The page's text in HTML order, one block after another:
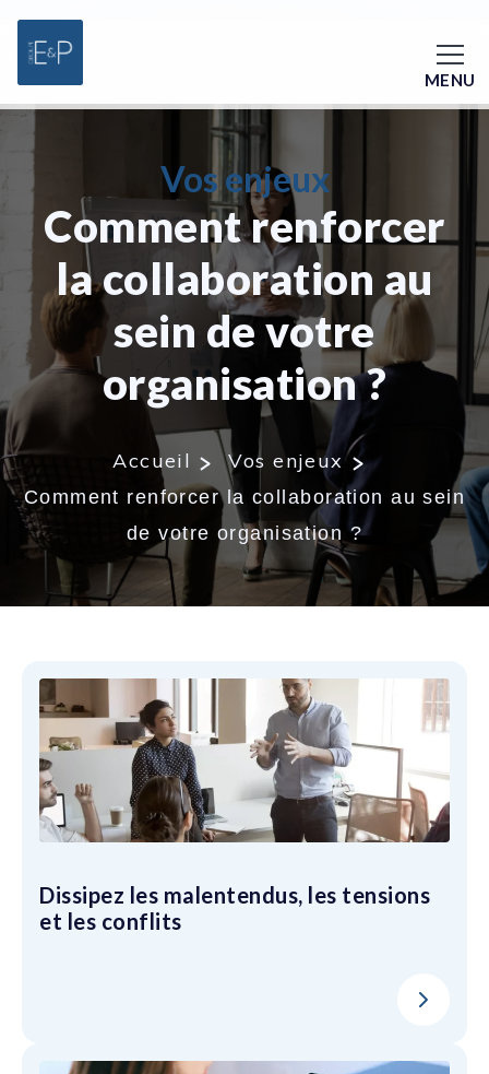
MENU
Vos enjeux
Comment renforcer
la collaboration au
sein de votre
organisation ?
Accueil Vos enjeux
Comment renforcer la collaboration au sein
de votre organisation ?
Dissipez les malentendus, les tensions
et les conflits